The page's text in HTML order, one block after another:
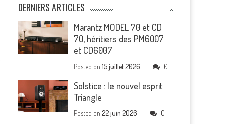
DERNIERS ARTICLES
Marantz MODEL 70 et CD
70, héritiers des PM6007
et CD6007
Posted on15 juillet 2026 0
Solstice : le nouvel esprit
Triangle
Posted on22 juin 2026 0